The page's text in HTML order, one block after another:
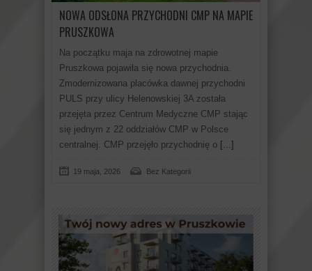
NOWA ODSŁONA PRZYCHODNI CMP NA MAPIE
PRUSZKOWA
Na początku maja na zdrowotnej mapie
Pruszkowa pojawiła się nowa przychodnia.
Zmodernizowana placówka dawnej przychodni
PULS przy ulicy Helenowskiej 3A została
przejęta przez Centrum Medyczne CMP stając
się jednym z 22 oddziałów CMP w Polsce
centralnej. CMP przejęło przychodnię o [...]
19 maja, 2026 Bez Kategorii